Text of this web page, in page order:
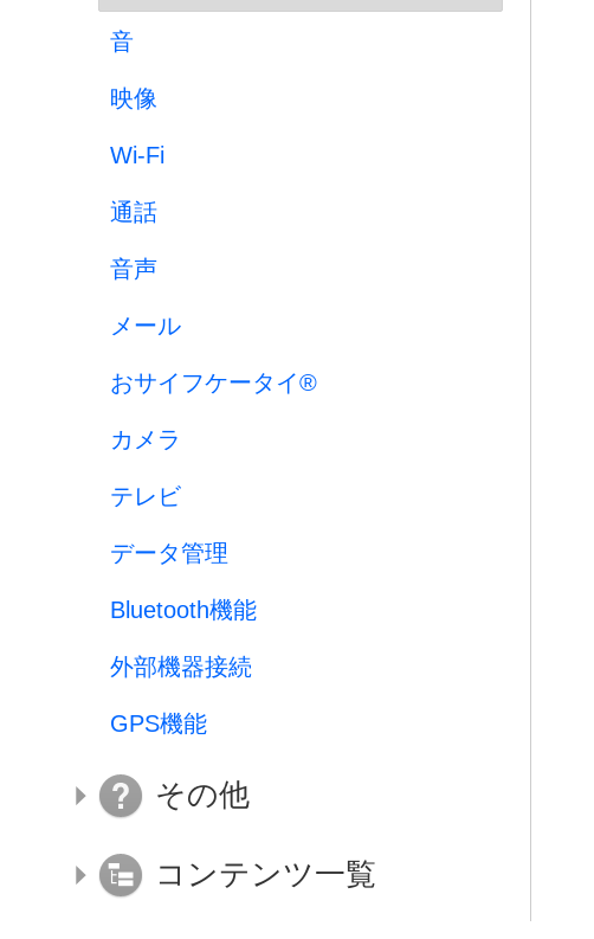
音
映像
Wi-Fi
通話
音声
メール
おサイフケータイ®
カメラ
テレビ
データ管理
Bluetooth機能
外部機器接続
GPS機能
その他
コンテンツ一覧